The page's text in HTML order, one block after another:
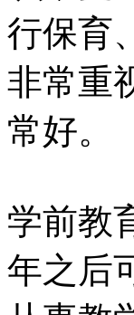
行保育
非常重
常好。
学前教
年之后